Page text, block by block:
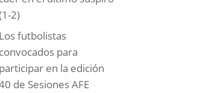
2)
Los futbolistas
convocados para
participar en la edición
de Sesiones AFE